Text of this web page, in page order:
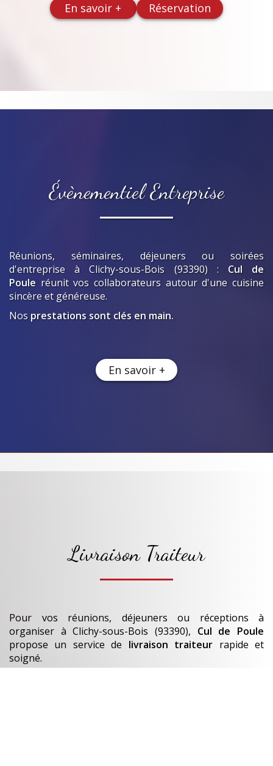
En savoir + Réservation
Évènementiel Entreprise
Réunions, séminaires, déjeuners ou soirées
d'entrepriseà Clichy-sous-Bois (93390): Cul de
Poule réunit vos collaborateurs autour d'une cuisine
sincère et généreuse.
Nos prestations sont clés en main.
En savoir +
Livraison Traiteur
Pour vos réunions, déjeuners ou réceptions à
organiser à Clichy-sous-Bois (93390), Cul de Poule
propose un service de livraison traiteur rapide et
soigné.